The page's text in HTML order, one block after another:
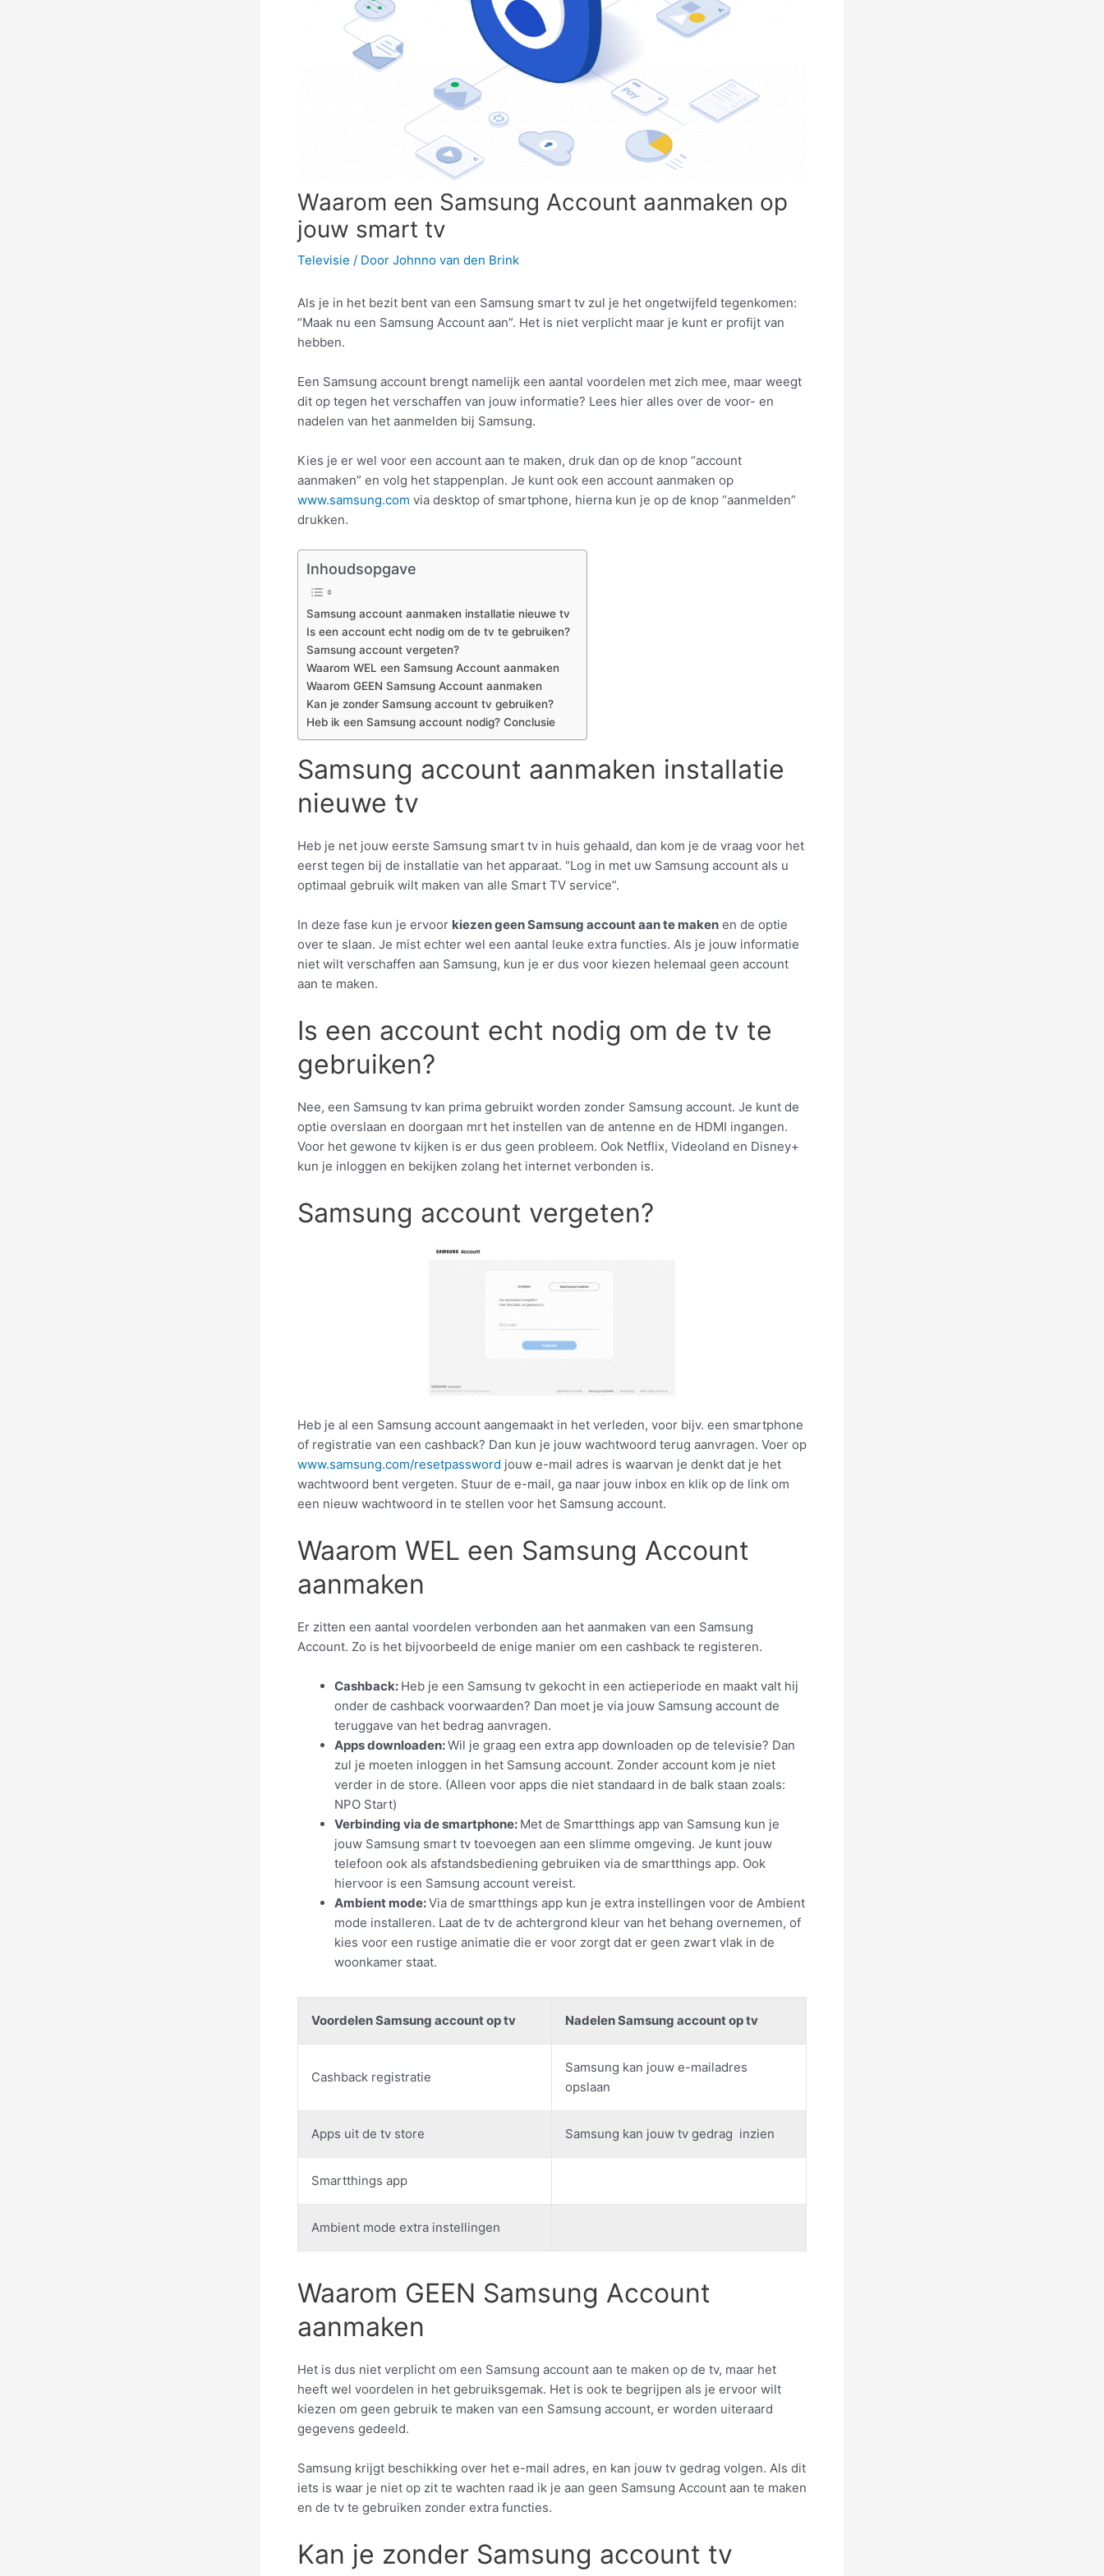
Waarom een Samsung Account aanmaken op
jouw smart tv
Televisie / Door Johnno van den Brink
Als je in het bezit bent van een Samsung smart tv zul je het ongetwijfeld tegenkomen:
“Maak nu een Samsung Account aan”. Het is niet verplicht maar je kunt er profijt van
hebben.
Een Samsung account brengt namelijk een aantal voordelen met zich mee, maar weegt
dit op tegen het verschaffen van jouw informatie? Lees hier alles over de voor- en
nadelen van het aanmelden bij Samsung.
Kies je er wel voor een account aan te maken, druk dan op de knop “account
aanmaken” en volg het stappenplan. Je kunt ook een account aanmaken op
www.samsung.com via desktop of smartphone, hierna kun je op de knop “aanmelden”
drukken.
Inhoudsopgave
Samsung account aanmaken installatie nieuwe tv
Is een account echt nodig om de tv te gebruiken?
Samsung account vergeten?
Waarom WEL een Samsung Account aanmaken
Waarom GEEN Samsung Account aanmaken
Kan je zonder Samsung account tv gebruiken?
Heb ik een Samsung account nodig? Conclusie
Samsung account aanmaken installatie
nieuwe tv
Heb je net jouw eerste Samsung smart tv in huis gehaald, dan kom je de vraag voor het
eerst tegen bij de installatie van het apparaat. “Log in met uw Samsung account als u
optimaal gebruik wilt maken van alle Smart TV service”.
In deze fase kun je ervoor kiezen geen Samsung account aan te maken en de optie
over te slaan. Je mist echter wel een aantal leuke extra functies. Als je jouw informatie
niet wilt verschaffen aan Samsung, kun je er dus voor kiezen helemaal geen account
aan te maken.
Is een account echt nodig om de tv te
gebruiken?
Nee, een Samsung tv kan prima gebruikt worden zonder Samsung account. Je kunt de
optie overslaan en doorgaan mrt het instellen van de antenne en de HDMI ingangen.
Voor het gewone tv kijken is er dus geen probleem. Ook Netflix, Videoland en Disney+
kun je inloggen en bekijken zolang het internet verbonden is.
Samsung account vergeten?
Heb je al een Samsung account aangemaakt in het verleden, voor bijv. een smartphone
of registratie van een cashback? Dan kun je jouw wachtwoord terug aanvragen. Voer op
www.samsung.com/resetpassword jouw e-mail adres is waarvan je denkt dat je het
wachtwoord bent vergeten. Stuur de e-mail, ga naar jouw inbox en klik op de link om
een nieuw wachtwoord in te stellen voor het Samsung account.
Waarom WEL een Samsung Account
aanmaken
Er zitten een aantal voordelen verbonden aan het aanmaken van een Samsung
Account. Zo is het bijvoorbeeld de enige manier om een cashback te registeren.
Cashback: Heb je een Samsung tv gekocht in een actieperiode en maakt valt hij
onder de cashback voorwaarden? Dan moet je via jouw Samsung account de
teruggave van het bedrag aanvragen.
Apps downloaden:Wil je graag een extra app downloaden op de televisie? Dan
zul je moeten inloggen in het Samsung account. Zonder account kom je niet
verder in de store. (Alleen voor apps die niet standaard in de balk staan zoals:
NPO Start)
Verbinding via de smartphone: Met de Smartthings app van Samsung kun je
jouw Samsung smart tv toevoegen aan een slimme omgeving. Je kunt jouw
telefoon ook als afstandsbediening gebruiken via de smartthings app. Ook
hiervoor is een Samsung account vereist.
Ambient mode:Via de smartthings app kun je extra instellingen voor de Ambient
mode installeren. Laat de tv de achtergrond kleur van het behang overnemen, of
kies voor een rustige animatie die er voor zorgt dat er geen zwart vlak in de
woonkamer staat.
Voordelen Samsung account op tv Nadelen Samsung account op tv
Cashback registratie
Samsung kan jouw e-mailadres
opslaan
Apps uit de tv store Samsung kan jouw tv gedrag inzien
Smartthings app
Ambient mode extra instellingen
Waarom GEEN Samsung Account
aanmaken
Het is dus niet verplicht om een Samsung account aan te maken op de tv, maar het
heeft wel voordelen in het gebruiksgemak. Het is ook te begrijpen als je ervoor wilt
kiezen om geen gebruik te maken van een Samsung account, er worden uiteraard
gegevens gedeeld.
Samsung krijgt beschikking over het e-mail adres, en kan jouw tv gedrag volgen. Als dit
iets is waar je niet op zit te wachten raad ik je aan geen Samsung Account aan te maken
en de tv te gebruiken zonder extra functies.
Kan je zonder Samsung account tv